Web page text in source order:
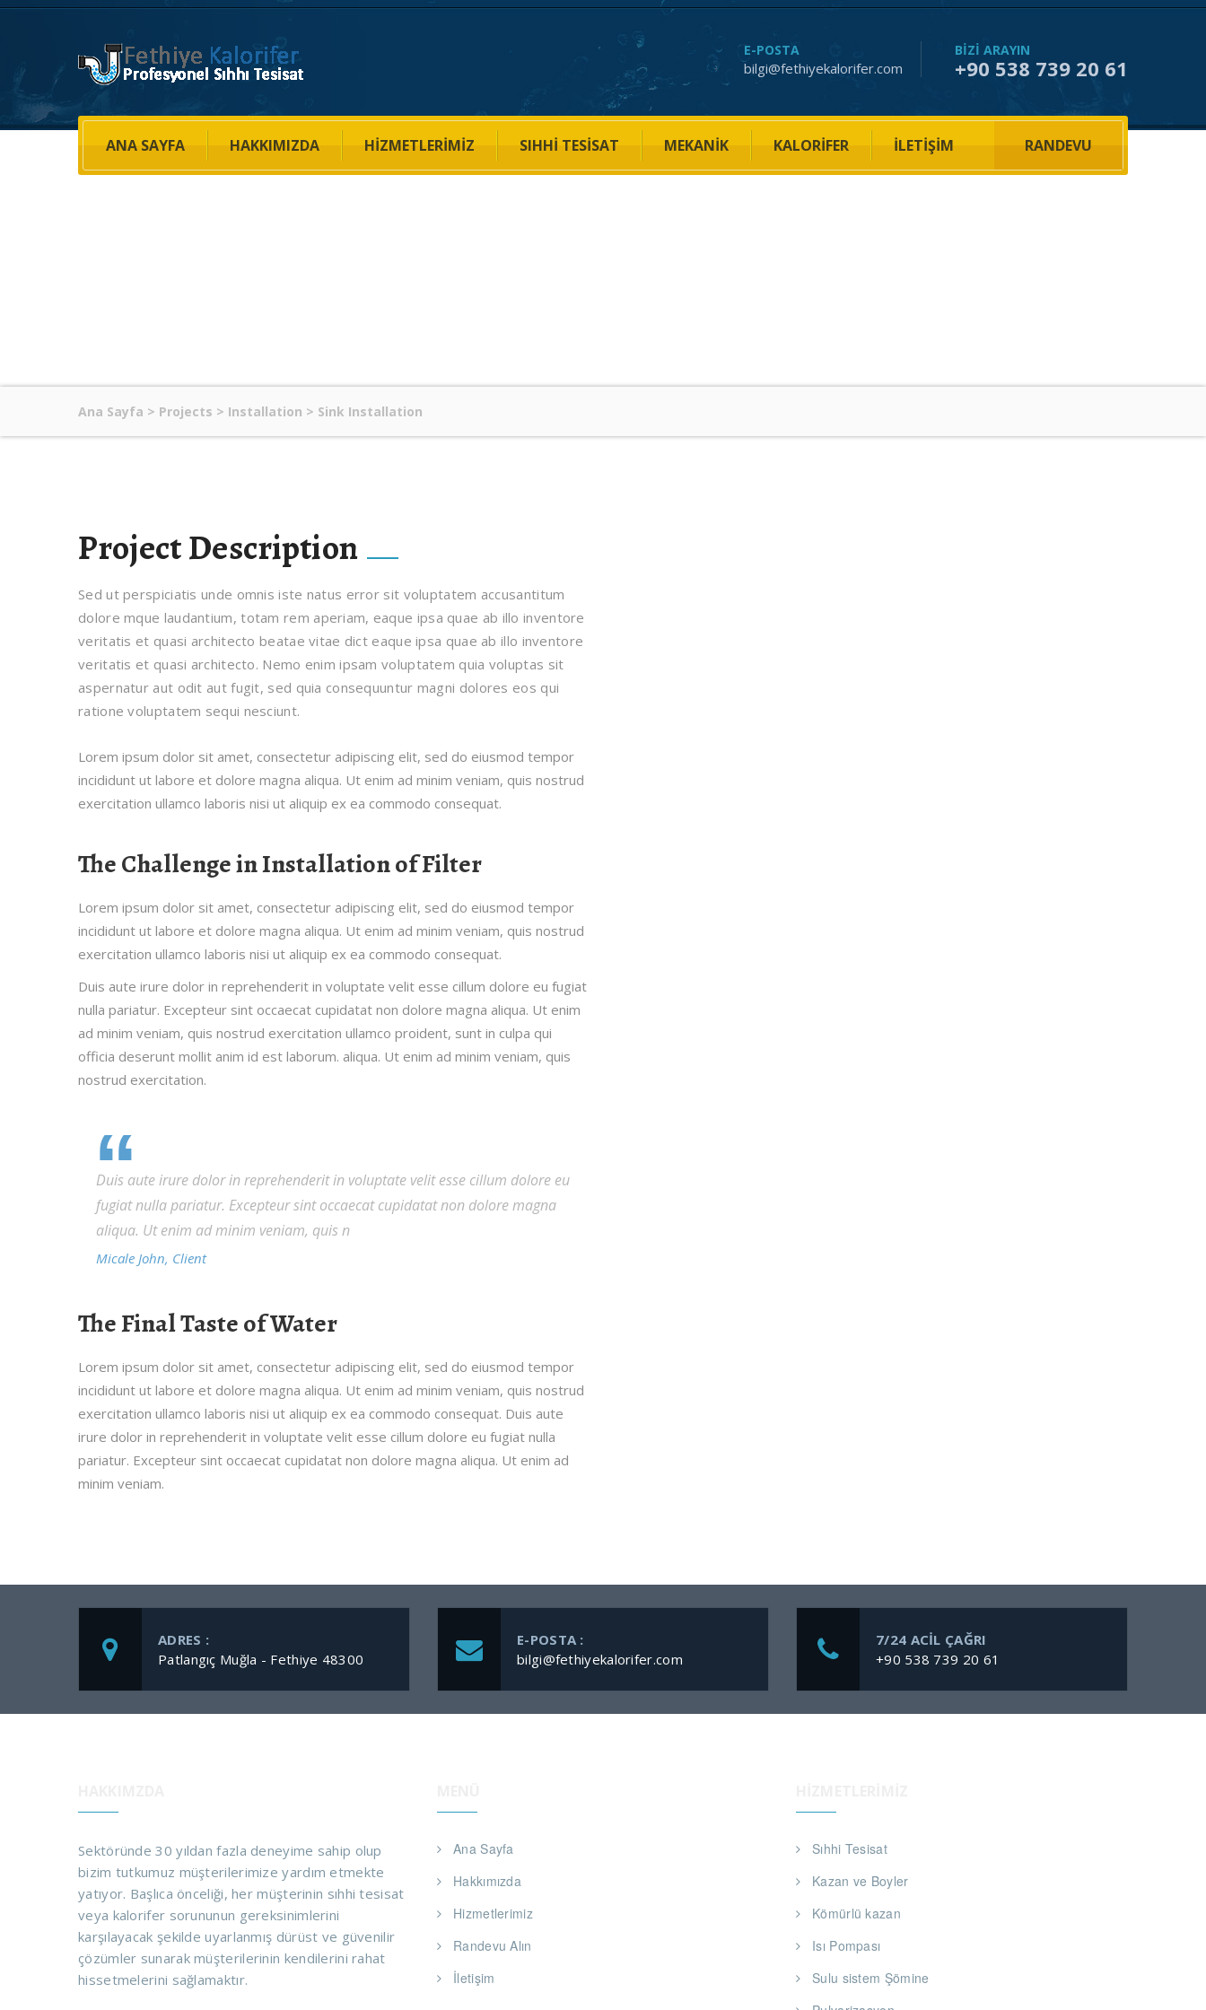
E-POSTA
bilgi@fethiyekalorifer.com
BIZI ARAYIN
+90 538 739 20 61
ANA SAYFA HAKKIMIZDA HIZMETLERIMIZ SIHHI TESISAT MEKANIK KALORIFER İLETIŞIM RANDEVU
Ana Sayfa > Projects > Installation > Sink Installation
Project Description
Sed ut perspiciatis unde omnis iste natus error sit voluptatem accusantitum
dolore mque laudantium, totam rem aperiam, eaque ipsa quae ab illo inventore
veritatis et quasi architecto beatae vitae dict eaque ipsa quae ab illo inventore
veritatis et quasi architecto. Nemo enim ipsam voluptatem quia voluptas sit
aspernatur aut odit aut fugit, sed quia consequuntur magni dolores eos qui
ratione voluptatem sequi nesciunt.
Lorem ipsum dolor sit amet, consectetur adipiscing elit, sed do eiusmod tempor
incididunt ut labore et dolore magna aliqua. Ut enim ad minim veniam, quis nostrud
exercitation ullamco laboris nisi ut aliquip ex ea commodo consequat.
The Challenge in Installation of Filter
Lorem ipsum dolor sit amet, consectetur adipiscing elit, sed do eiusmod tempor
incididunt ut labore et dolore magna aliqua. Ut enim ad minim veniam, quis nostrud
exercitation ullamco laboris nisi ut aliquip ex ea commodo consequat.
Duis aute irure dolor in reprehenderit in voluptate velit esse cillum dolore eu fugiat
nulla pariatur. Excepteur sint occaecat cupidatat non dolore magna aliqua. Ut enim
ad minim veniam, quis nostrud exercitation ullamco proident, sunt in culpa qui
officia deserunt mollit anim id est laborum. aliqua. Ut enim ad minim veniam, quis
nostrud exercitation.
Duis aute irure dolor in reprehenderit in voluptate velit esse cillum dolore eu
fugiat nulla pariatur. Excepteur sint occaecat cupidatat non dolore magna
aliqua. Ut enim ad minim veniam, quis n
Micale John, Client
The Final Taste of Water
Lorem ipsum dolor sit amet, consectetur adipiscing elit, sed do eiusmod tempor
incididunt ut labore et dolore magna aliqua. Ut enim ad minim veniam, quis nostrud
exercitation ullamco laboris nisi ut aliquip ex ea commodo consequat. Duis aute
irure dolor in reprehenderit in voluptate velit esse cillum dolore eu fugiat nulla
pariatur. Excepteur sint occaecat cupidatat non dolore magna aliqua. Ut enim ad
minim veniam.
ADRES :
Patlangıç Muğla - Fethiye 48300
E-POSTA :
bilgi@fethiyekalorifer.com
7/24 ACİL ÇAĞRI
+90 538 739 20 61
Sektöründe 30 yıldan fazla deneyime sahip olup
bizim tutkumuz müşterilerimize yardım etmekte
yatıyor. Başlıca önceliği, her müşterinin sıhhi tesisat
veya kalorifer sorununun gereksinimlerini
karşılayacak şekilde uyarlanmış dürüst ve güvenilir
çözümler sunarak müşterilerinin kendilerini rahat
hissetmelerini sağlamaktır.
Ana Sayfa
Hakkımızda
Hizmetlerimiz
Randevu Alın
İletişim
Sıhhi Tesisat
Kazan ve Boyler
Kömürlü kazan
Isı Pompası
Sulu sistem Şömine